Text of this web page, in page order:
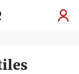
I
x
s
i